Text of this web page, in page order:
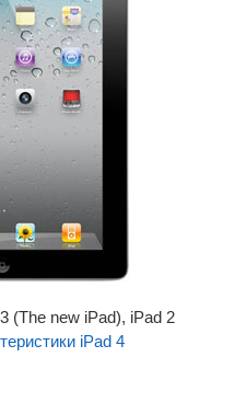
(The new iPad), iPad 2
iPad 4